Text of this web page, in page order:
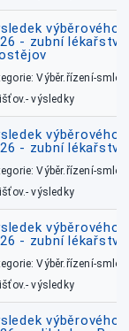
výběrového
- zubní
Výběr.řízení-
výsledky
výběrového
- zubní
Výběr.řízení-
výsledky
výběrového
- zubní
Výběr.řízení-
výsledky
výběrového